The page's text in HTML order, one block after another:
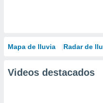
Mapa de lluvia Radar de
Videos destacados